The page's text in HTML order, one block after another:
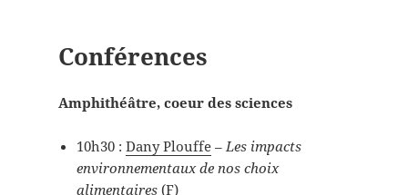
Conférences
Amphithéâtre, coeur des sciences
10h30 : Dany Plouffe–Les impacts
environnementaux de nos choix
alimentaires(F)